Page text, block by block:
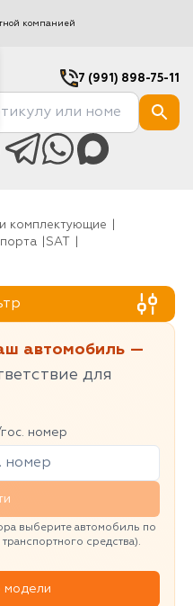
компанией
7 (991) 898-75-11
и комплектующие
SAT
автомобиль —
для
номер
выберите автомобиль по
средства).
модели